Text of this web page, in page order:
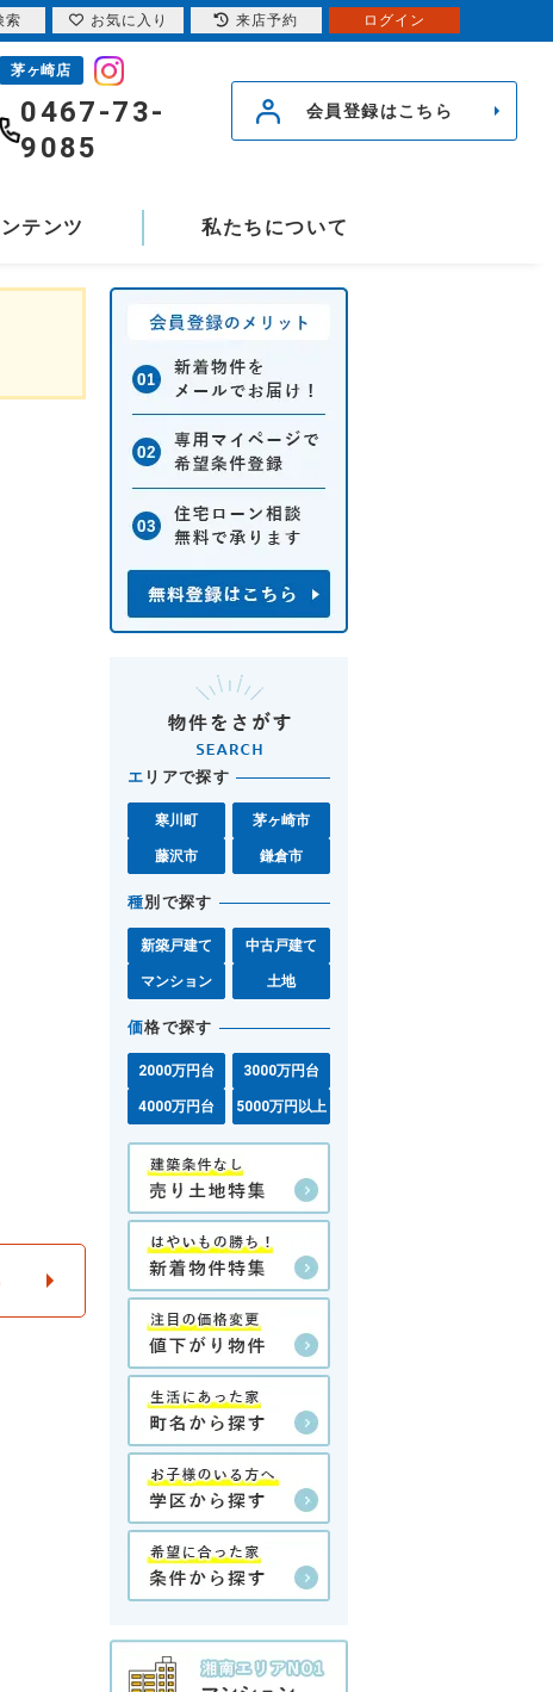
茅ヶ崎店
0467-73-
9085
会員登録はこちら
テンツ 私たちについて
エ リアで探す
寒川町 茅ヶ崎市
藤沢市 鎌倉市
種別で探す
新築戸建て 中古戸建て
マンション 土地
価格で探す
2000万円台 3000万円台
4000万円台 5000万円以上
索 お気に入り 来店予約 ログイン